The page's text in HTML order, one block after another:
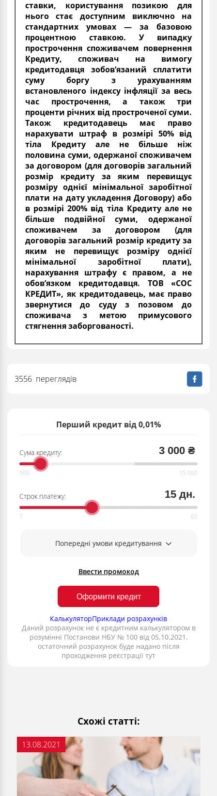
Перший кредит від 0,01%
Сума кредиту: 3 000 ₴
Строк платежу: 15 дн.
Попередні умови кредитування
Ввести промокод
Оформити кредит
КалькуляторПриклади розрахунків
Даний розрахунок не є кредитним калькулятором в
розумінні Постанови НБУ № 100 від 05.10.2021.
остаточний розрахунок буде надано після
проходження реєстрації тут
ставки, користування позикою для
нього стає доступним виключно на
стандартних умовах — за базовою
процентною ставкою. У випадку
прострочення споживачем повернення
Кредиту, споживач на вимогу
кредитодавця зобов’язаний сплатити
суму боргу з урахуванням
встановленого індексу інфляції за весь
час прострочення, а також три
проценти річних від простроченої суми.
Також кредитодавець має право
нарахувати штраф в розмірі 50% від
тіла Кредиту але не більше ніж
половина суми, одержаної споживачем
за договором (для договорів загальний
розмір кредиту за яким перевищує
розміру однієї мінімальної заробітної
плати на дату укладення Договору) або
в розмірі 200% від тіла Кредиту але не
більше подвійної суми, одержаної
споживачем за договором (для
договорів загальний розмір кредиту за
яким не перевищує розміру однієї
мінімальної заробітної плати),
нарахування штрафу є правом, а не
обов’язком кредитодавця. ТОВ «СОС
КРЕДИТ», як кредитодавець, має право
звернутися до суду з позовом до
споживача з метою примусового
стягнення заборгованості.
3556 переглядів
Схожі статті:
13.08.2021